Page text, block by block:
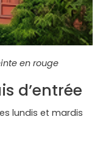
en rouge
d’entrée
lundis et mardis